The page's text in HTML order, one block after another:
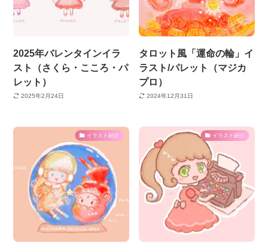
2025年バレンタインイラ
スト（さくら・こころ・パ
レット）
2025年2月24日
タロット風「運命の輪」イ
ラスト/パレット（マジカ
プロ）
2024年12月31日
イラスト紹介 イラスト紹介